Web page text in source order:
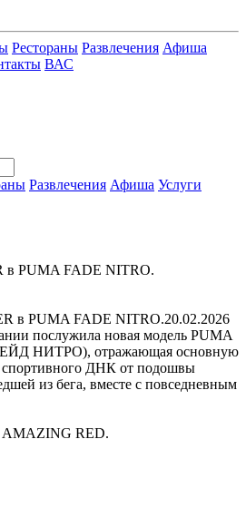
Рестораны Развлечения Афиша
ВАС
Развлечения Афиша Услуги
в PUMA FADE NITRO.
в PUMA FADE NITRO.20.02.2026
послужила новая модель PUMA
НИТРО), отражающая основную
ДНК от подошвы
из бега, вместе с повседневным
AMAZING RED.